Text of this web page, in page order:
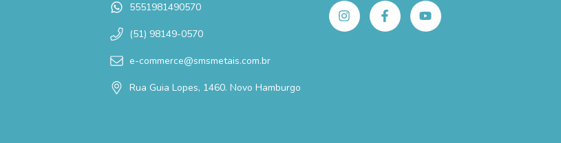
5551981490570
(51) 98149-0570
e-commerce@smsmetais.com.br
Rua Guia Lopes, 1460. Novo Hamburgo